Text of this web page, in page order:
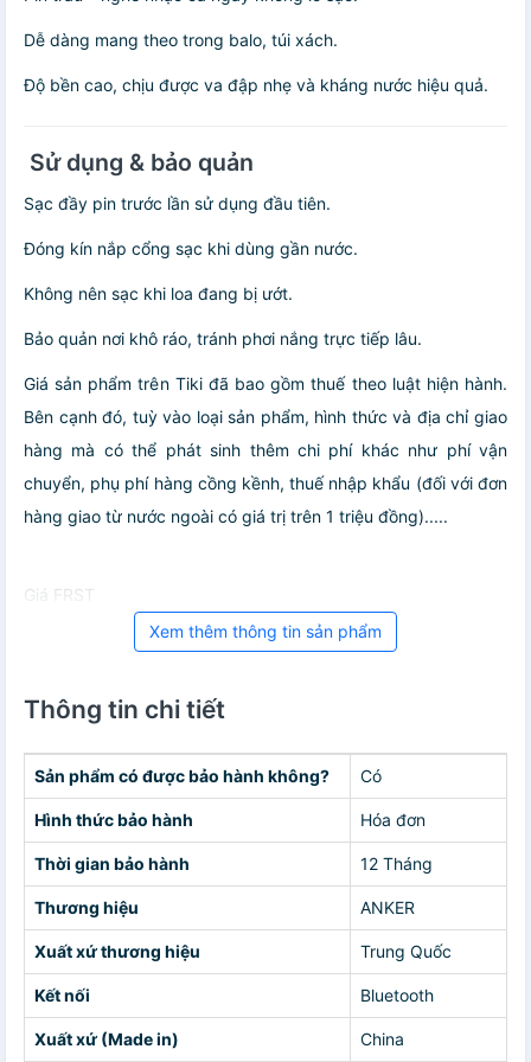
Dễ dàng mang theo trong balo, túi xách.
Độ bền cao, chịu được va đập nhẹ và kháng nước hiệu quả.
Sử dụng & bảo quản
Sạc đầy pin trước lần sử dụng đầu tiên.
Đóng kín nắp cổng sạc khi dùng gần nước.
Không nên sạc khi loa đang bị ướt.
Bảo quản nơi khô ráo, tránh phơi nắng trực tiếp lâu.
Giá sản phẩm trên Tiki đã bao gồm thuế theo luật hiện hành.
Bên cạnh đó, tuỳ vào loại sản phẩm, hình thức và địa chỉ giao
hàng mà có thể phát sinh thêm chi phí khác như phí vận
chuyển, phụ phí hàng cồng kềnh, thuế nhập khẩu (đối với đơn
hàng giao từ nước ngoài có giá trị trên 1 triệu đồng).....
Giá FRST
Xem thêm thông tin sản phẩm
Thông tin chi tiết
Sản phẩm có được bảo hành không? Có
Hình thức bảo hành Hóa đơn
Thời gian bảo hành 12 Tháng
Thương hiệu ANKER
Xuất xứ thương hiệu Trung Quốc
Kết nối Bluetooth
Xuất xứ (Made in) China